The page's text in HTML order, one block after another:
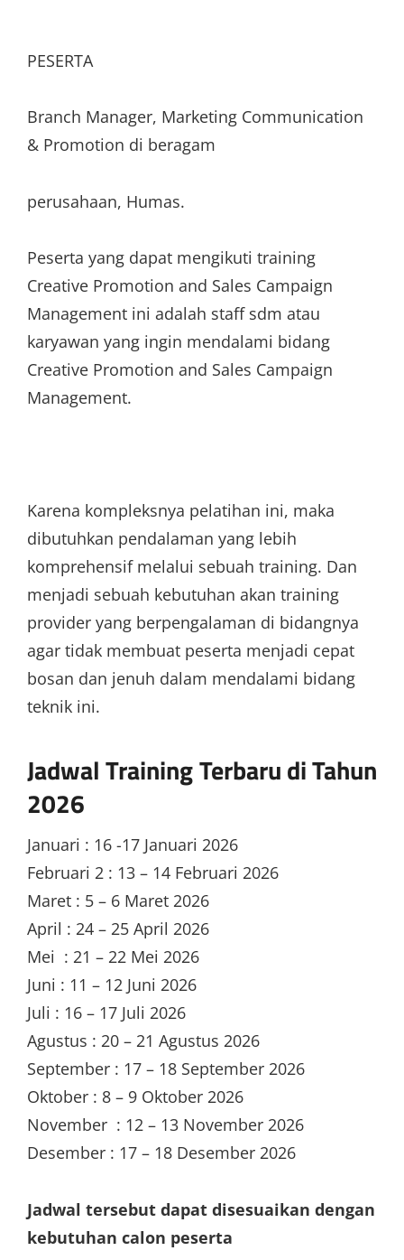
PESERTA
Branch Manager, Marketing Communication
& Promotion di beragam
perusahaan, Humas.
Peserta yang dapat mengikuti training
Creative Promotion and Sales Campaign
Management ini adalah staff sdm atau
karyawan yang ingin mendalami bidang
Creative Promotion and Sales Campaign
Management.
Karena kompleksnya pelatihan ini, maka
dibutuhkan pendalaman yang lebih
komprehensif melalui sebuah training. Dan
menjadi sebuah kebutuhan akan training
provider yang berpengalaman di bidangnya
agar tidak membuat peserta menjadi cepat
bosan dan jenuh dalam mendalami bidang
teknik ini.
Jadwal Training Terbaru di Tahun
2026
Januari : 16 -17 Januari 2026
Februari 2 : 13 – 14 Februari 2026
Maret : 5 – 6 Maret 2026
April : 24 – 25 April 2026
Mei : 21 – 22 Mei 2026
Juni : 11 – 12 Juni 2026
Juli : 16 – 17 Juli 2026
Agustus : 20 – 21 Agustus 2026
September : 17 – 18 September 2026
Oktober : 8 – 9 Oktober 2026
November : 12 – 13 November 2026
Desember : 17 – 18 Desember 2026
Jadwal tersebut dapat disesuaikan dengan
kebutuhan calon peserta